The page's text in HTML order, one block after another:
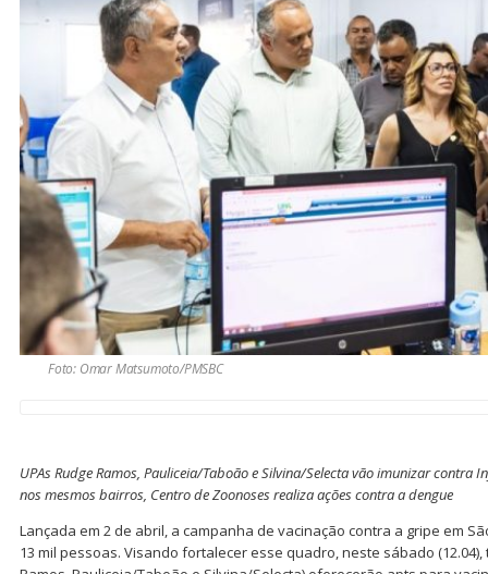
Foto: Omar Matsumoto/PMSBC
UPAs Rudge Ramos, Pauliceia/Taboão e Silvina/Selecta vão imunizar contra
nos mesmos bairros, Centro de Zoonoses realiza ações contra a dengue
Lançada em 2 de abril, a campanha de vacinação contra a gripe em
13 mil pessoas. Visando fortalecer esse quadro, neste sábado (12.04),